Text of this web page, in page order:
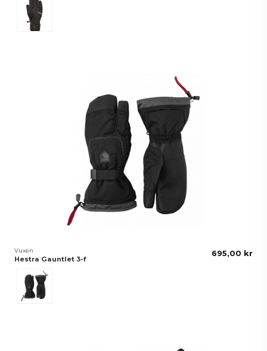
Svart
Vuxen
Hestra Gauntlet 3-f
Svart
695,00 kr